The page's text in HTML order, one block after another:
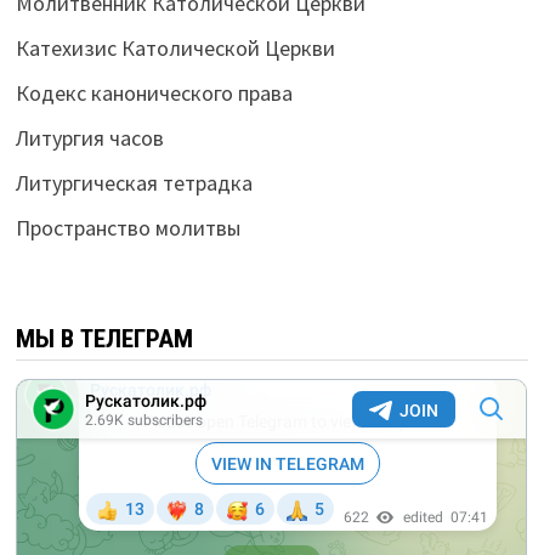
Катехизис Католической Церкви
Кодекс канонического права
Литургия часов
Литургическая тетрадка
Пространство молитвы
МЫ В ТЕЛЕГРАМ